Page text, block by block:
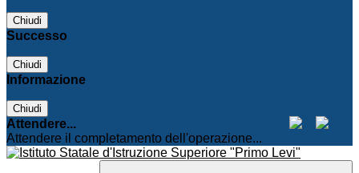
Chiudi
Successo
Chiudi
Informazione
Chiudi
Attendere...
Attendere il completamento dell'operazione...